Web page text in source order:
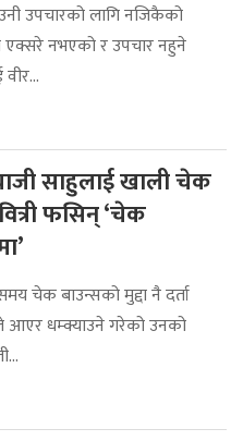
उपचारको लागि नजिकैको
नभएको र उपचार नहुने
साहुलाई खाली चेक
फसिन् ‘चेक
चेक बाउन्सको मुद्दा नै दर्ता
धम्क्याउने गरेको उनको